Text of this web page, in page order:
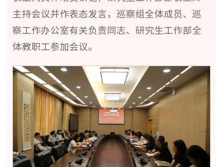
主持会议并作表态发言，巡察组全体成员、巡
察工作办公室有关负责同志、研究生工作部全
体教职工参加会议。